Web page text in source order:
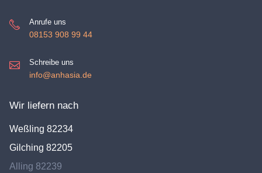
Anrufe uns
08153 908 99 44
Schreibe uns
info@anhasia.de
Wir liefern nach
Weßling 82234
Gilching 82205
Alling 82239